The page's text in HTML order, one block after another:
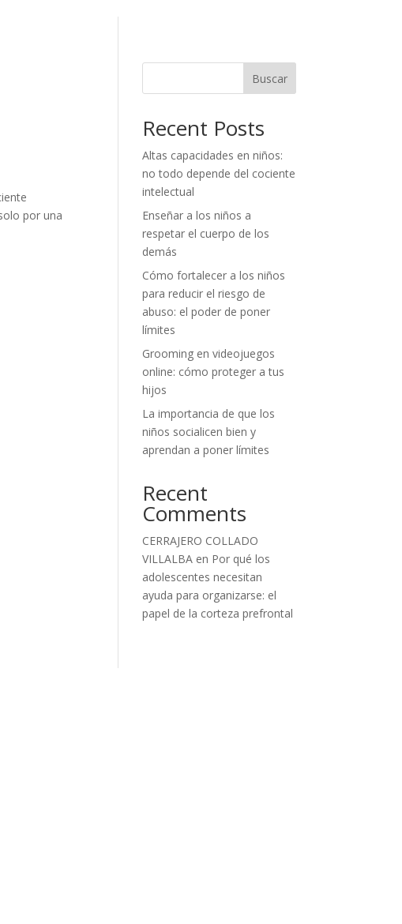
por una
Buscar
Recent Posts
Altas capacidades en niños:
no todo depende del cociente
intelectual
Enseñar a los niños a
respetar el cuerpo de los
demás
Cómo fortalecer a los niños
para reducir el riesgo de
abuso: el poder de poner
límites
Grooming en videojuegos
online: cómo proteger a tus
hijos
La importancia de que los
niños socialicen bien y
aprendan a poner límites
Recent
Comments
CERRAJERO COLLADO
VILLALBA en Por qué los
adolescentes necesitan
ayuda para organizarse: el
papel de la corteza prefrontal